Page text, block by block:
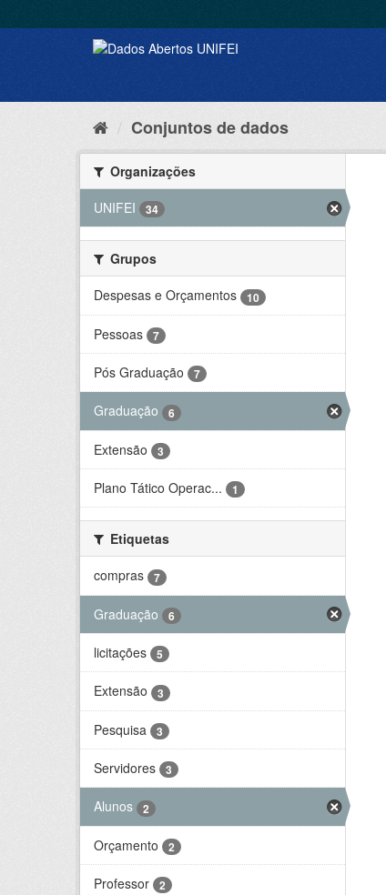
Conjuntos de dados
Organizações
UNIFEI
34
Grupos
Despesas e Orçamentos
10
Pessoas 7
Pós Graduação 7
Graduação 6
Extensão 3
Plano Tático Operac... 1
Etiquetas
compras
7
Graduação 6
licitações 5
Extensão 3
Pesquisa 3
Servidores 3
Alunos 2
Orçamento 2
Professor 2